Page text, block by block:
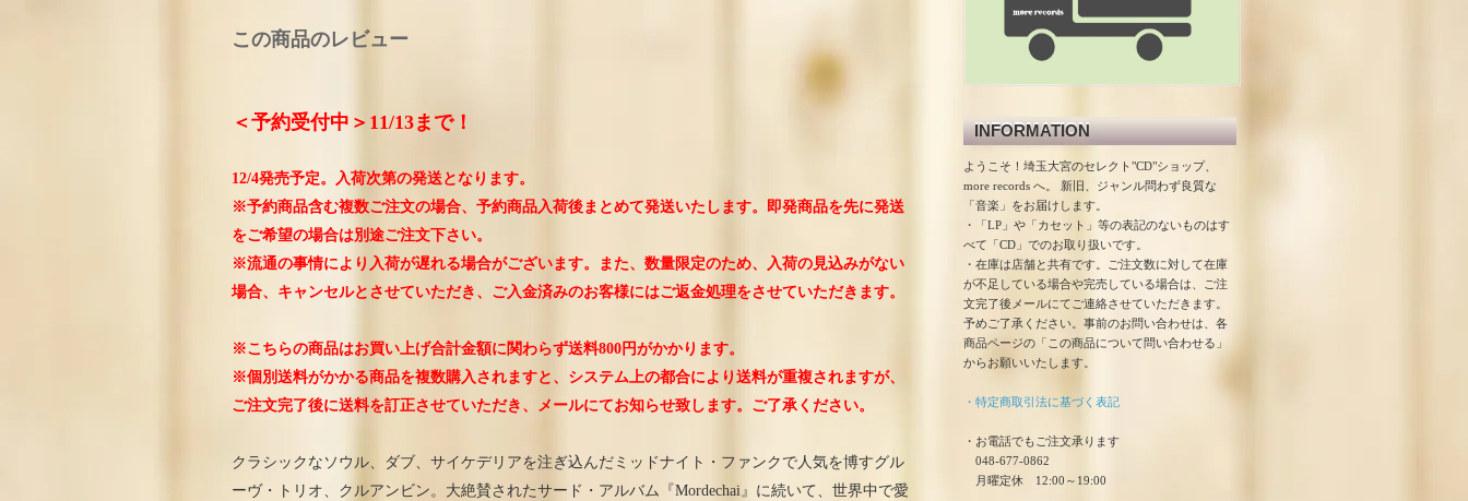
この商品のレビュー
＜予約受付中＞11/13まで！
12/4発売予定。入荷次第の発送となります。
※予約商品含む複数ご注文の場合、予約商品入荷後まとめて発送いたします。即発商品を先に発送
をご希望の場合は別途ご注文下さい。
※流通の事情により入荷が遅れる場合がございます。また、数量限定のため、入荷の見込みがない
場合、キャンセルとさせていただき、ご入金済みのお客様にはご返金処理をさせていただきます。
※こちらの商品はお買い上げ合計金額に関わらず送料800円がかかります。
※個別送料がかかる商品を複数購入されますと、システム上の都合により送料が重複されますが、
ご注文完了後に送料を訂正させていただき、メールにてお知らせ致します。ご了承ください。
クラシックなソウル、ダブ、サイケデリアを注ぎ込んだミッドナイト・ファンクで人気を博すグル
ーヴ・トリオ、クルアンビン。大絶賛されたサード・アルバム『Mordechai』に続いて、世界中で愛
INFORMATION
ようこそ！埼玉大宮のセレクト"CD"ショップ、
more records へ。 新旧、ジャンル問わず良質な
「音楽」をお届けします。
・「LP」や「カセット」等の表記のないものはす
べて「CD」でのお取り扱いです。
・在庫は店舗と共有です。ご注文数に対して在庫
が不足している場合や完売している場合は、ご注
文完了後メールにてご連絡させていただきます。
予めご了承ください。事前のお問い合わせは、各
商品ページの「この商品について問い合わせる」
からお願いいたします。
・特定商取引法に基づく表記
・お電話でもご注文承ります
048-677-0862
月曜定休 12:00～19:00